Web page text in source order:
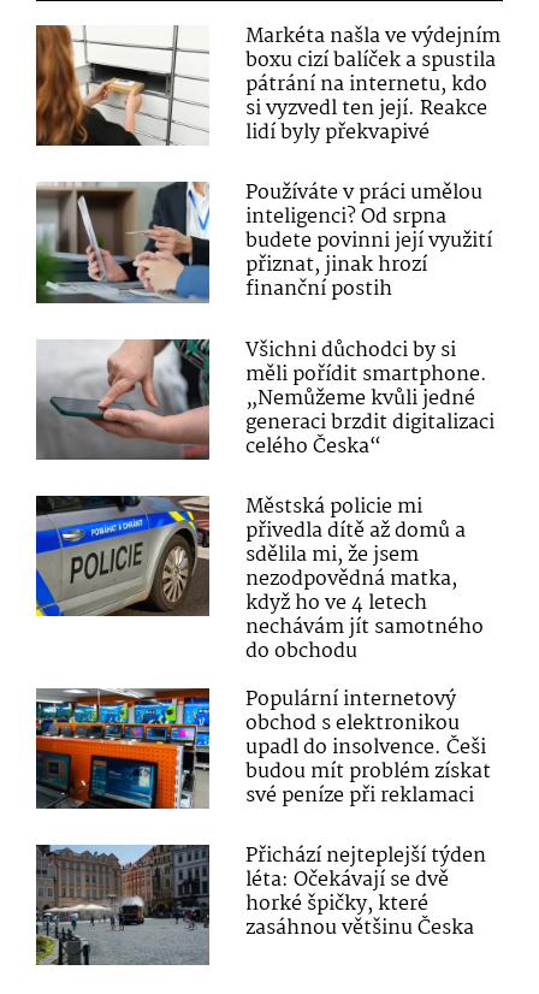
Markéta našla ve výdejním
boxu cizí balíček a spustila
pátrání na internetu, kdo
si vyzvedl ten její. Reakce
lidí byly překvapivé
Používáte v práci umělou
inteligenci? Od srpna
budete povinni její využití
přiznat, jinak hrozí
finanční postih
Všichni důchodci by si
měli pořídit smartphone.
„Nemůžeme kvůli jedné
generaci brzdit digitalizaci
celého Česka“
Městská policie mi
přivedla dítě až domů a
sdělila mi, že jsem
nezodpovědná matka,
když ho ve 4 letech
nechávám jít samotného
do obchodu
Populární internetový
obchod s elektronikou
upadl do insolvence. Češi
budou mít problém získat
své peníze při reklamaci
Přichází nejteplejší týden
léta: Očekávají se dvě
horké špičky, které
zasáhnou většinu Česka